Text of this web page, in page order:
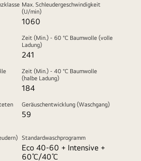
Max. Schleudergeschwindigkeit
(U/min)
1060
Zeit (Min.) - 60 °C Baumwolle (volle
Ladung)
241
Zeit (Min.) - 40 °C Baumwolle
(halbe Ladung)
184
Geräuschentwicklung (Waschgang)
59
Standardwaschprogramm
Eco 40-60 + Intensive +
60℃/40℃